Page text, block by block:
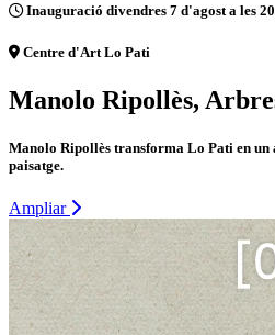
Inauguració divendres 7 d'agost a les
Centre d'Art Lo Pati
Manolo Ripollès,
Manolo Ripollès transforma Lo Pati en un
paisatge.
Ampliar